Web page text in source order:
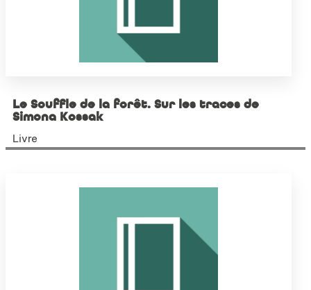
Le Souffle de la forêt. Sur les traces de
Simona Kossak
Livre